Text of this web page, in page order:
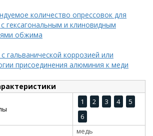
количество опрессовок для
гексагональным и клиновидным
обжима
гальванической коррозией или
присоединения алюминия к меди
1 2 3 4
5
6
медь